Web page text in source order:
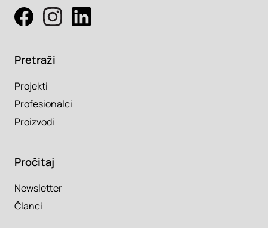
Pretraži
Projekti
Profesionalci
Proizvodi
Pročitaj
Newsletter
Članci